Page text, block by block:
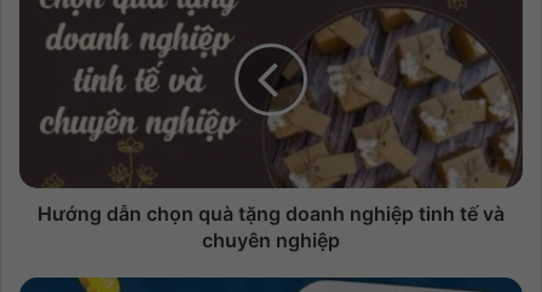
Hướng dẫn chọn quà tặng doanh nghiệp tinh tế và
chuyên nghiệp